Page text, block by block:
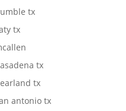
tx
tx
tx
tx
antonio tx